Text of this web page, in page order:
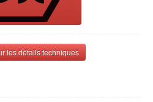
les détails techniques